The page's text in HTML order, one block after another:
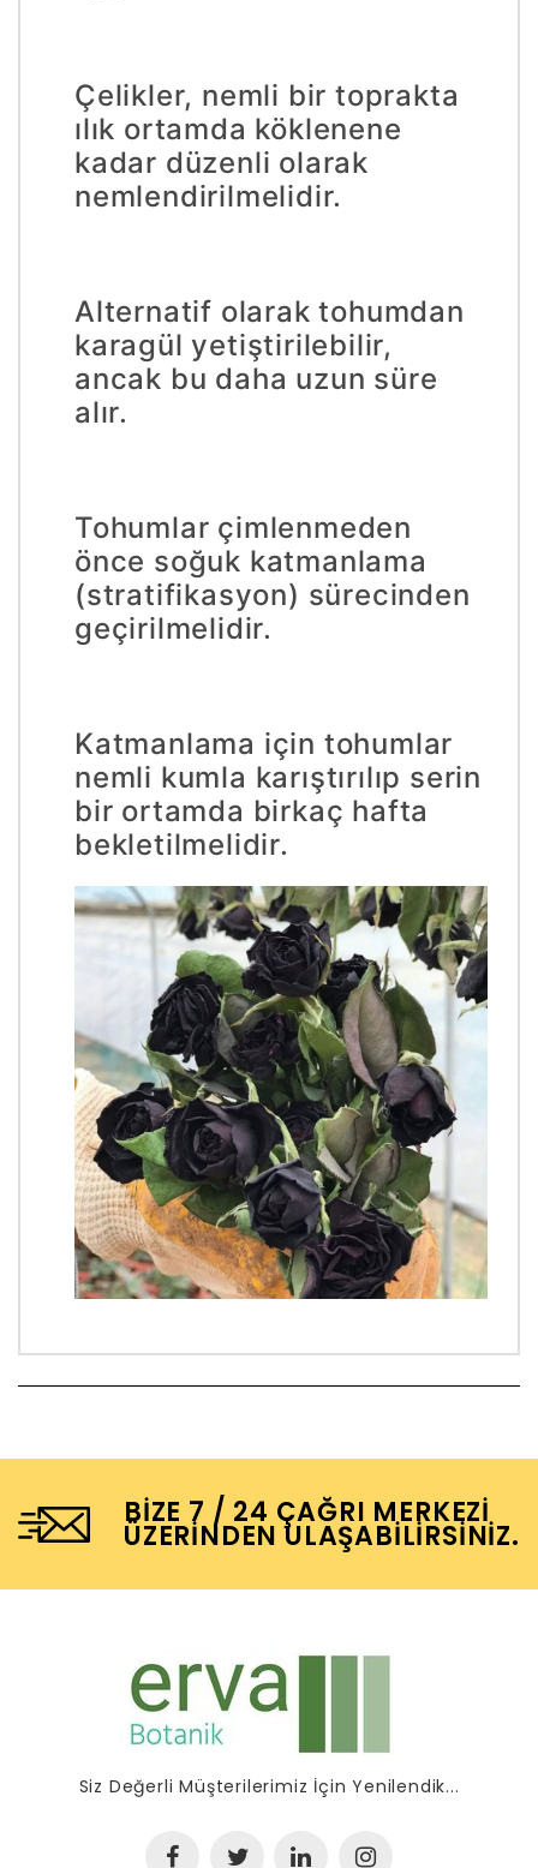
Çelikler, nemli bir toprakta
ılık ortamda köklenene
kadar düzenli olarak
nemlendirilmelidir.
Alternatif olarak tohumdan
karagül yetiştirilebilir,
ancak bu daha uzun süre
alır.
Tohumlar çimlenmeden
önce soğuk katmanlama
(stratifikasyon) sürecinden
geçirilmelidir.
Katmanlama için tohumlar
nemli kumla karıştırılıp serin
bir ortamda birkaç hafta
bekletilmelidir.
BIZE 7 / 24 ÇAĞRI MERKEZI
ÜZERINDEN ULAŞABILIRSINIZ.
Siz Değerli Müşterilerimiz İçin Yenilendik...